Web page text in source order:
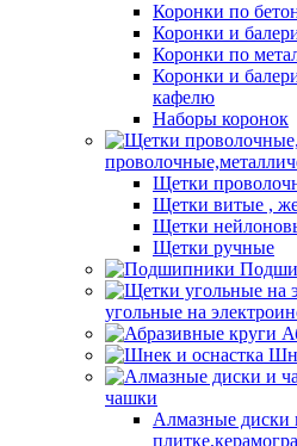
Коронки по
Коронки и
Коронки по
Коронки и
кафелю
Наборы коронок
Щетки
Щетки витые ,
Щетки
Щетки ручные
угольные на
чашки
Алмазные диски